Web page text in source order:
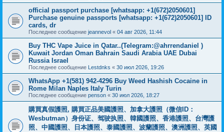
official passport purchase [whatsapp: +1(672)2050601]
Purchase genuine passports [whatsapp: +1(672)2050601] ID
cards, dr
Последнее сообщение jeannevol « 04 авг 2026, 11:44
Buy THC Vape Juice in Qatar..(Telegram:@ahrrendaniel )
Kuwait Jordan Oman Bahrain Saudi Arabia UAE Dubai
Russia Israel
Последнее сообщение Lestdnks « 30 июл 2026, 19:26
WhatsApp +1(581) 942-4296 Buy Weed Hashish Cocaine in
Rome Milan Naples Italy Turin
Последнее сообщение penson « 30 июл 2026, 18:27
購買真假護照, 購買正品美國護照、加拿大護照（微信ID：
Wesbutman）身份证、驾驶执照、韓國護照、香港護照、台灣護
照、中國護照、日本護照、泰國護照、波蘭護照、澳洲護照、英國